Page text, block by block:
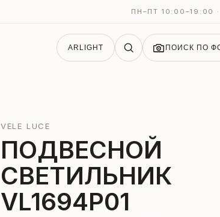
ПН–ПТ 10:00–19:00
ARLIGHT ПОИСК ПО
VELE LUCE
ПОДВЕСНОЙ
СВЕТИЛЬНИК
VL1694P01